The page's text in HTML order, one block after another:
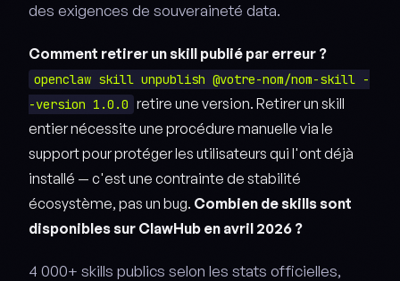
des exigences de souveraineté data.
Comment retirer un skill publié par erreur ?
openclaw skill unpublish @votre-nom/nom-skill -
-version 1.0.0 retire une version. Retirer un skill
entier nécessite une procédure manuelle via le
support pour protéger les utilisateurs qui l'ont déjà
installé — c'est une contrainte de stabilité
écosystème, pas un bug. Combien de skills sont
disponibles sur ClawHub en avril 2026 ?
4 000+ skills publics selon les stats officielles,